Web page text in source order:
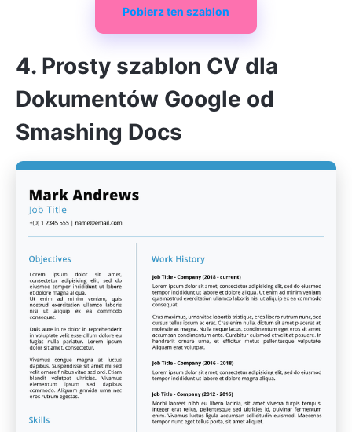
Pobierz ten szablon
4. Prosty szablon CV dla
Dokumentów Google od
Smashing Docs